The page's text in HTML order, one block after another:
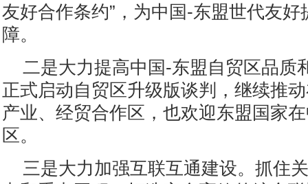
友好合作条约”，为中国-东盟世代友
障。
二是大力提高中国-东盟自贸区品质
正式启动自贸区升级版谈判，继续推
产业、经贸合作区，也欢迎东盟国家
区。
三是大力加强互联互通建设。抓住